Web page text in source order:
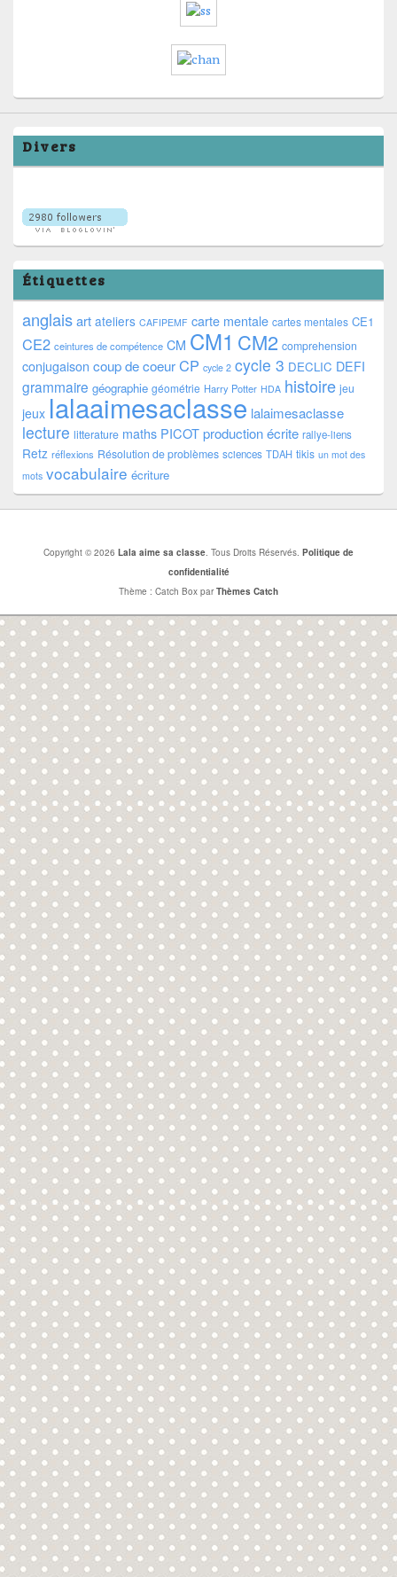
Divers
Étiquettes
anglaisart ateliers CAFIPEMF carte mentale cartes mentales CE1
CE2 ceintures de compétence CM CM1 CM2 comprehension
conjugaison coup de coeurCP cycle 2 cycle 3 DECLIC DEFI
grammaire géographie géométrie Harry Potter HDA histoire jeu
jeux lalaaimesaclasse lalaimesaclasse
lecture litterature maths PICOTproduction écrite rallye-liens
Retz réflexions Résolution de problèmes sciences TDAH tikis un mot des
mots vocabulaire écriture
Copyright © 2026 Lala aime sa classe. Tous Droits Réservés. Politique de
confidentialité
Thème : Catch Box parThèmes Catch